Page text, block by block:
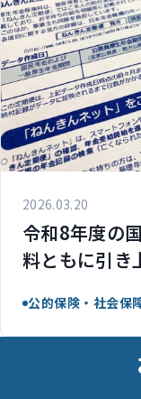
2026.03.20
令和8年度の
料ともに引き
公的保険・社会保